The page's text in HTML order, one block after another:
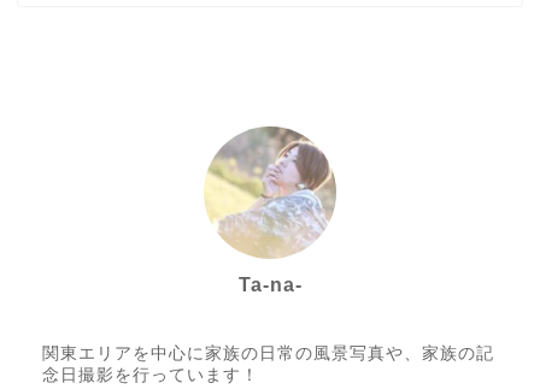
Ta-na-
関東エリアを中心に家族の日常の風景写真や、家族の記
念日撮影を行っています！